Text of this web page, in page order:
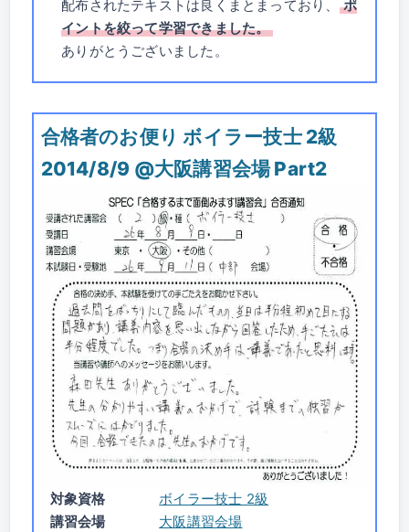
配布されたテキストは良くまとまっており、
ポ
イントを絞って学習できました。
ありがとうございました。
合格者のお便り ボイラー技士 2級
2014/8/9 @大阪講習会場 Part2
対象資格
ボイラー技士 2級
講習会場
大阪講習会場